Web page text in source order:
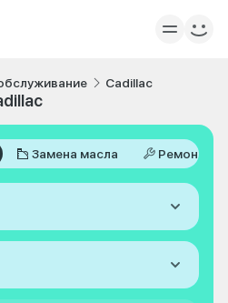
Cadillac
Замена масла Ремонт